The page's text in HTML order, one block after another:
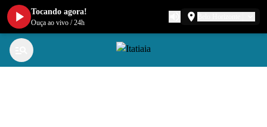
Tocando agora!
Ouça ao vivo /24h